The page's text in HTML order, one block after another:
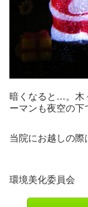
暗くなると…。木
ーマンも夜空の下
当院にお越しの際
環境美化委員会